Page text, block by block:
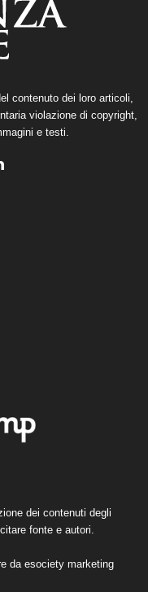
contenuto dei loro articoli,
violazione di copyright,
e testi.
dei contenuti degli
fonte e autori.
da esociety marketing